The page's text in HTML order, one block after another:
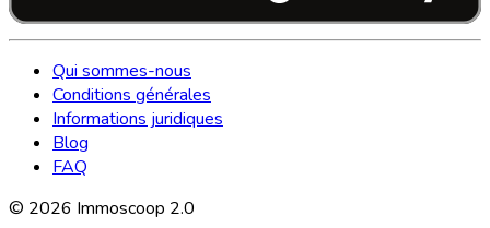
Qui sommes-nous
Conditions générales
Informations juridiques
Blog
FAQ
© 2026 Immoscoop 2.0